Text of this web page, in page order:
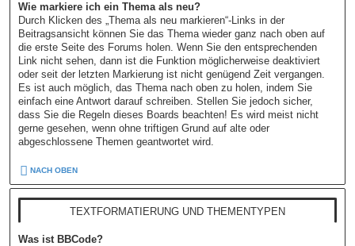
Wie markiere ich ein Thema als neu?
Durch Klicken des „Thema als neu markieren“-Links in der
Beitragsansicht können Sie das Thema wieder ganz nach oben auf
die erste Seite des Forums holen. Wenn Sie den entsprechenden
Link nicht sehen, dann ist die Funktion möglicherweise deaktiviert
oder seit der letzten Markierung ist nicht genügend Zeit vergangen.
Es ist auch möglich, das Thema nach oben zu holen, indem Sie
einfach eine Antwort darauf schreiben. Stellen Sie jedoch sicher,
dass Sie die Regeln dieses Boards beachten! Es wird meist nicht
gerne gesehen, wenn ohne triftigen Grund auf alte oder
abgeschlossene Themen geantwortet wird.
NACH OBEN
TEXTFORMATIERUNG UND THEMENTYPEN
Was ist BBCode?